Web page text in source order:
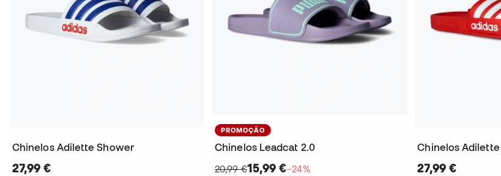
Chinelos Adilette Shower
27,99 €
PROMOÇÃO
Chinelos Leadcat 2.0
20,99 €15,99 €−24%
Chinelos
27,99 €